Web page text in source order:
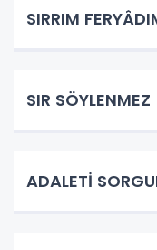
SIRRIM
SIR SÖYLENMEZ
ADALETİ